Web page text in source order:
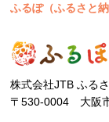
ふるぽ（ふるさと
株式会社JTB ふる
〒530-0004 大阪